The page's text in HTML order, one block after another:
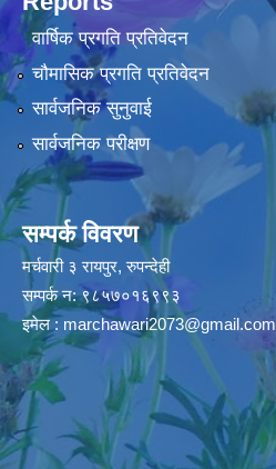
वार्षिक प्रगति प्रतिवेदन
चौमासिक प्रगति प्रतिवेदन
सार्वजनिक सुनुवाई
सार्वजनिक परीक्षण
सम्पर्क विवरण
मर्चवारी ३ रायपुर, रुपन्देही
सम्पर्क न: ९८५७०१६९९३
इमेल : marchawari2073@gmail.com